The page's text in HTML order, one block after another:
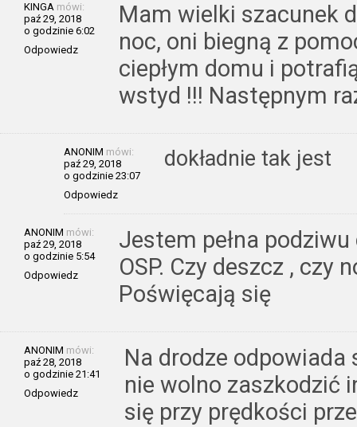
KINGA mówi:
paź 29, 2018
o godzinie 6:02
Odpowiedz
Mam wielki szacunek
noc, oni biegną z
ciepłym domu i
wstyd !!! Następnym
ANONIM mówi:
paź 29, 2018
o godzinie 23:07
Odpowiedz
dokładnie tak jest
ANONIM mówi:
paź 29, 2018
o godzinie 5:54
Odpowiedz
Jestem pełna
OSP. Czy deszcz , czy
Poświęcają się
ANONIM mówi:
paź 28, 2018
o godzinie 21:41
Odpowiedz
Na drodze odpowiada
nie wolno zaszkodzić
się przy prędkości